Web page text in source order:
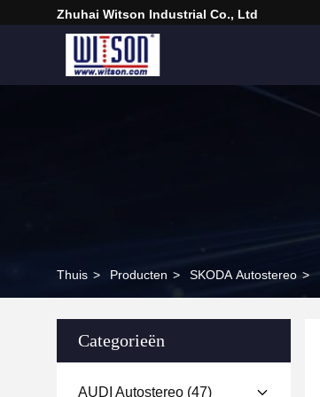
Zhuhai Witson Industrial Co., Ltd
Thuis > Producten > SKODA Autostereo >
Categorieën
AUDI Autostereo (47)